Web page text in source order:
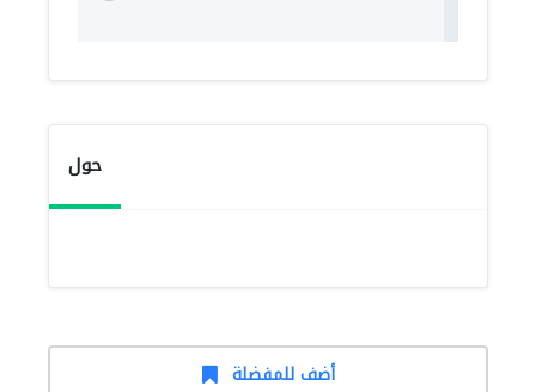
حول
أضف للمفضلة